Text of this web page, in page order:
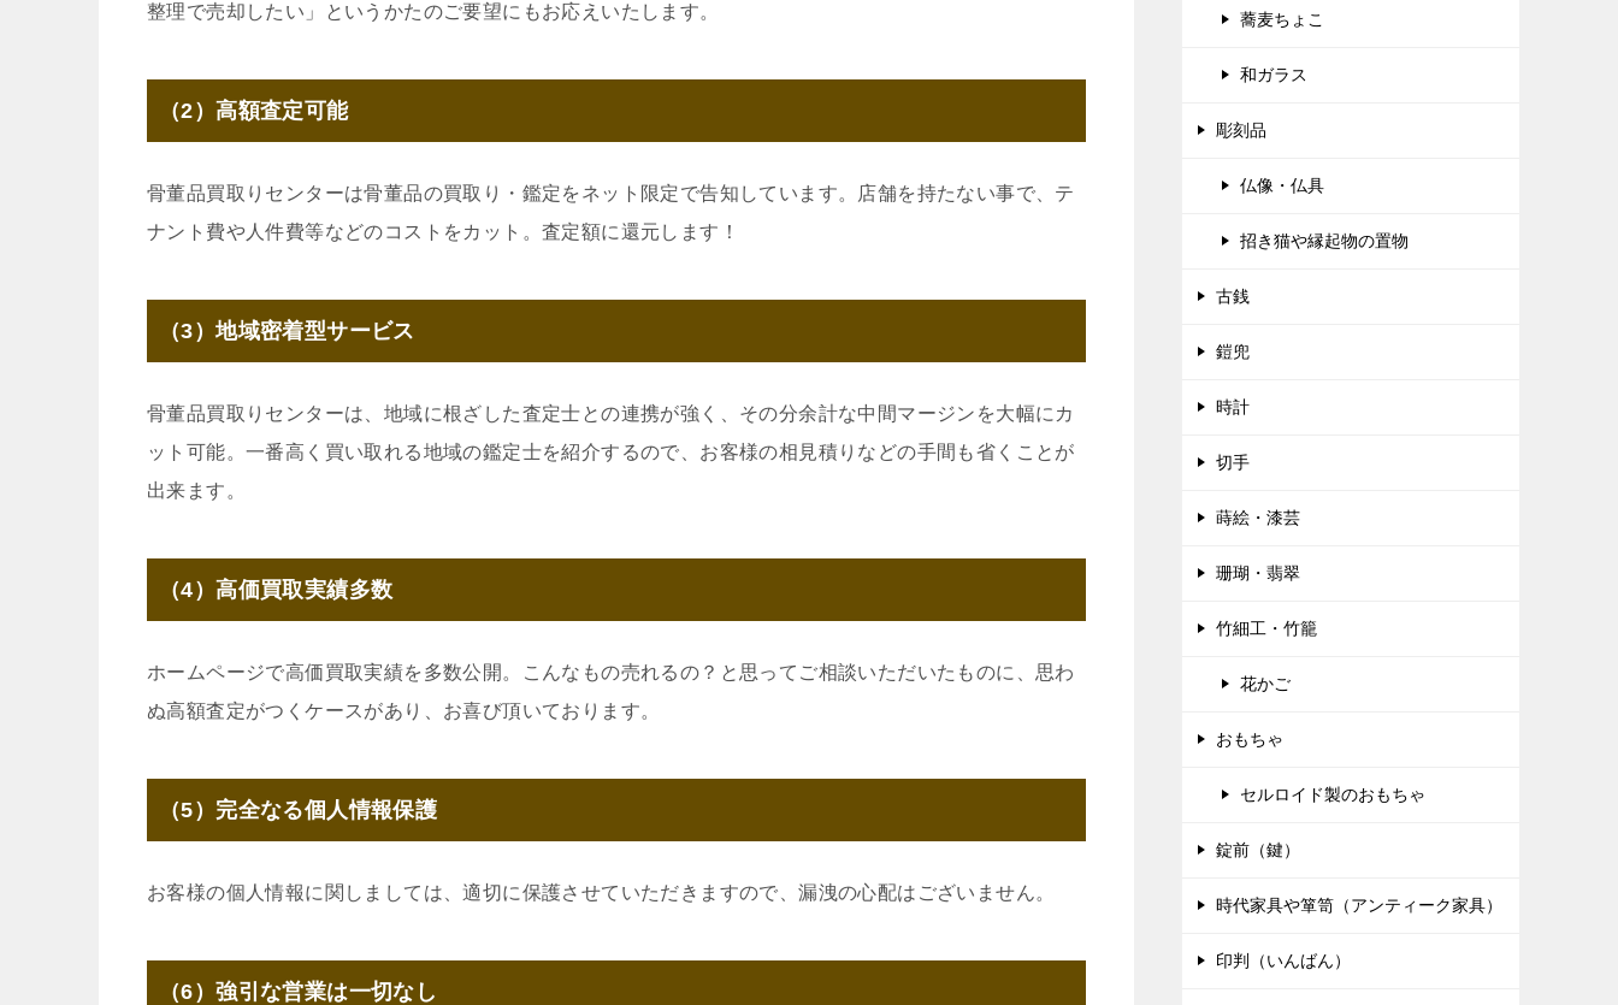
整理で売却したい」というかたのご要望にもお応えいたします。
（2）高額査定可能
骨董品買取りセンターは骨董品の買取り・鑑定をネット限定で告知しています。店舗を持たない事で、テ
ナント費や人件費等などのコストをカット。査定額に還元します！
（3）地域密着型サービス
骨董品買取りセンターは、地域に根ざした査定士との連携が強く、その分余計な中間マージンを大幅にカ
ット可能。一番高く買い取れる地域の鑑定士を紹介するので、お客様の相見積りなどの手間も省くことが
出来ます。
（4）高価買取実績多数
ホームページで高価買取実績を多数公開。こんなもの売れるの？と思ってご相談いただいたものに、思わ
ぬ高額査定がつくケースがあり、お喜び頂いております。
（5）完全なる個人情報保護
お客様の個人情報に関しましては、適切に保護させていただきますので、漏洩の心配はございません。
（6）強引な営業は一切なし
蕎麦ちょこ
和ガラス
彫刻品
仏像・仏具
招き猫や縁起物の置物
古銭
鎧兜
時計
切手
蒔絵・漆芸
珊瑚・翡翠
竹細工・竹籠
花かご
おもちゃ
セルロイド製のおもちゃ
錠前（鍵）
時代家具や箪笥（アンティーク家具）
印判（いんばん）